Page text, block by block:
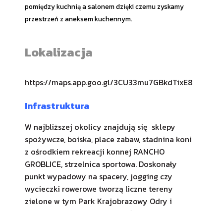
pomiędzy kuchnią a salonem dzięki czemu zyskamy
przestrzeń z aneksem kuchennym.
Lokalizacja
https://maps.app.goo.gl/3CU33mu7GBkdTixE8
Infrastruktura
W najbliższej okolicy znajdują się sklepy
spożywcze, boiska, place zabaw, stadnina koni
z ośrodkiem rekreacji konnej RANCHO
GROBLICE, strzelnica sportowa. Doskonały
punkt wypadowy na spacery, jogging czy
wycieczki rowerowe tworzą liczne tereny
zielone w tym Park Krajobrazowy Odry i